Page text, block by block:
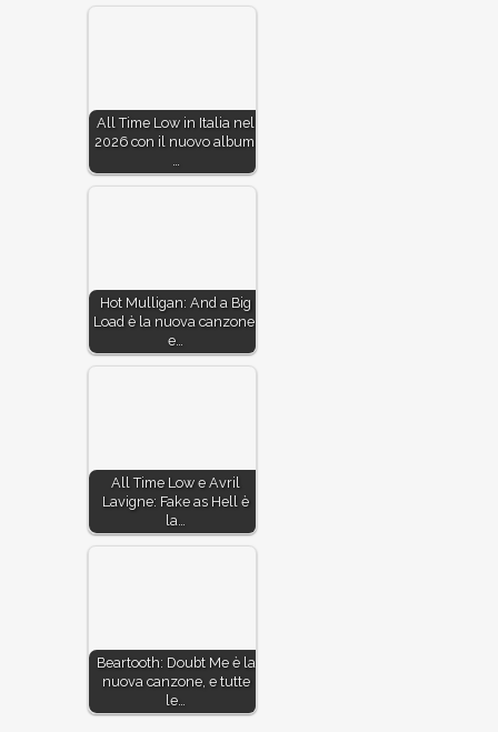
All Time Low in Italia nel
2026 con il nuovo album,
…
Hot Mulligan: And a Big
Load è la nuova canzone,
e…
All Time Low e Avril
Lavigne: Fake as Hell è
la…
Beartooth: Doubt Me è la
nuova canzone, e tutte
le…